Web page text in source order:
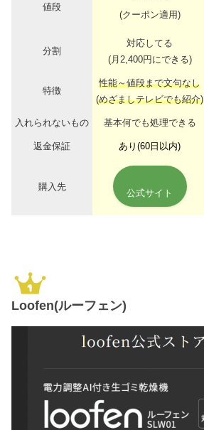
値段
(クーポン適用)
分割
対応してる
(月2,400円にできる)
特徴
性能～値段まで文句なし
(めざましテレビでも紹介)
入れられないもの 基本何でも処理できる
返金保証 あり(60日以内)
購入先
公式サイト
Loofen(ルーフェン)